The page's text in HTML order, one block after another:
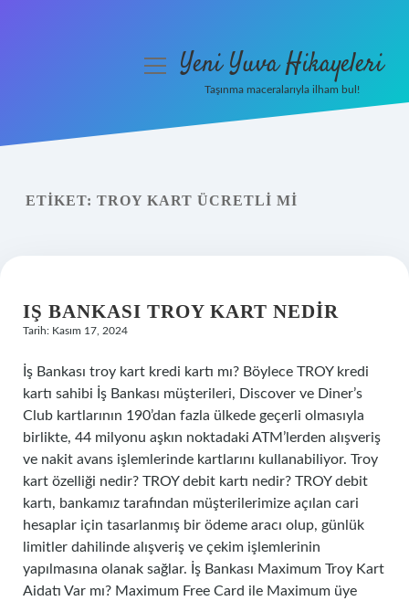
Yasal Uyarı
menüyüYeni Yuva Hikayeleri
Taşınma maceralarıyla ilham bul!
ETIKET: TROY KART ÜCRETLI MI
IŞ BANKASI TROY KART NEDIR
Tarih: Kasım 17, 2024
İş Bankası troy kart kredi kartı mı? Böylece TROY kredi
kartı sahibi İş Bankası müşterileri, Discover ve Diner’s
Club kartlarının 190’dan fazla ülkede geçerli olmasıyla
birlikte, 44 milyonu aşkın noktadaki ATM’lerden alışveriş
ve nakit avans işlemlerinde kartlarını kullanabiliyor. Troy
kart özelliği nedir? TROY debit kartı nedir? TROY debit
kartı, bankamız tarafından müşterilerimize açılan cari
hesaplar için tasarlanmış bir ödeme aracı olup, günlük
limitler dahilinde alışveriş ve çekim işlemlerinin
yapılmasına olanak sağlar. İş Bankası Maximum Troy Kart
Aidatı Var mı? Maximum Free Card ile Maximum üye